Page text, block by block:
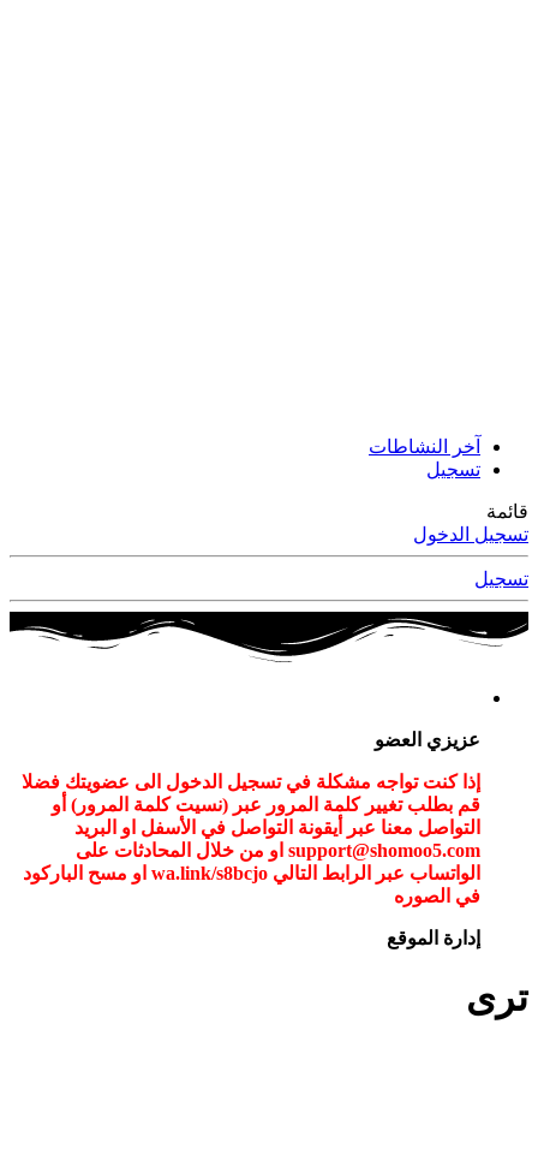
آخر النشاطات
تسجيل
قائمة
تسجيل الدخول
تسجيل
عزيزي العضو
إذا كنت تواجه مشكلة في تسجيل الدخول الى عضويتك فضلا
قم بطلب تغيير كلمة المرور عبر (نسيت كلمة المرور) أو
التواصل معنا عبر أيقونة التواصل في الأسفل او البريد
support@shomoo5.com او من خلال المحادثات على
الواتساب عبر الرابط التالي wa.link/s8bcjo او مسح الباركود
في الصوره
إدارة الموقع
ترى